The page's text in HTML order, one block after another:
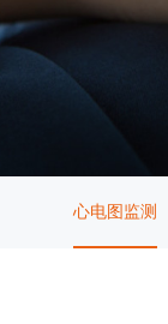
心电图监测